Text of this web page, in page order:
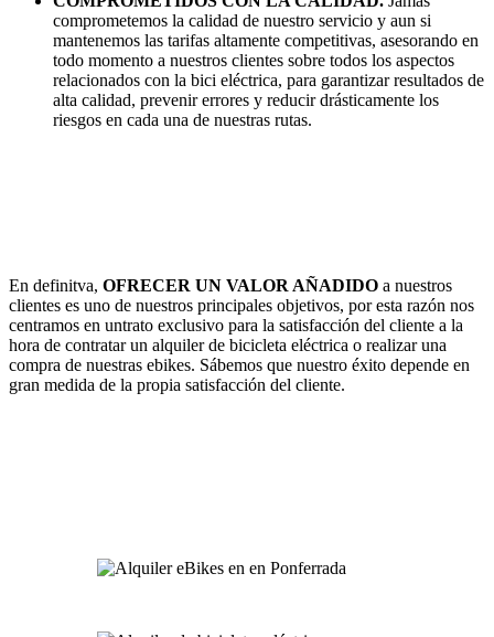
comprometemos la calidad de nuestro servicio y aun si
mantenemos las tarifas altamente competitivas, asesorando en
todo momento a nuestros clientes sobre todos los aspectos
relacionados con la bici eléctrica, para garantizar resultados de
alta calidad, prevenir errores y reducir drásticamente los
riesgos en cada una de nuestras rutas.
En definitva, OFRECER UN VALOR AÑADIDO a nuestros
clientes es uno de nuestros principales objetivos, por esta razón nos
centramos en untrato exclusivo para la satisfacción del cliente a la
hora de contratar un alquiler de bicicleta eléctrica o realizar una
compra de nuestras ebikes. Sábemos que nuestro éxito depende en
gran medida de la propia satisfacción del cliente.